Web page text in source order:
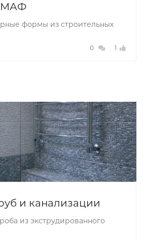
МАФ
формы из строительных
0 1
и канализации
из экструдированного